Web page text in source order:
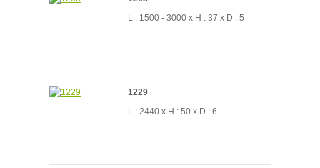
L : 1500 - 3000 x H : 37 x D : 5
1229
L : 2440 x H : 50 x D : 6